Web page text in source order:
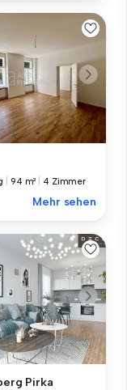
94 m² 4 Zimmer
Mehr sehen
Pirka